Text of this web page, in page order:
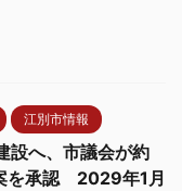
江別市情報
設へ、市議会が約
を承認 2029年1月